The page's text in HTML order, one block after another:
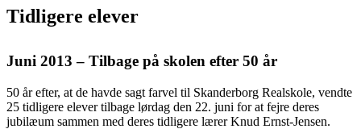
Tidligere elever
Juni 2013 – Tilbage på skolen efter 50 år
50 år efter, at de havde sagt farvel til Skanderborg Realskole, vendte
25 tidligere elever tilbage lørdag den 22. juni for at fejre deres
jubilæum sammen med deres tidligere lærer Knud Ernst-Jensen.